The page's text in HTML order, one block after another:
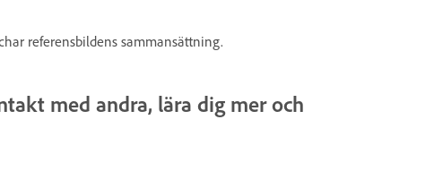
referensbildens sammansättning.
med andra, lära dig mer och